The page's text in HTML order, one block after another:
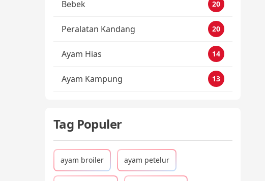
Bebek 20
Peralatan Kandang 20
Ayam Hias 14
Ayam Kampung 13
Tag Populer
ayam broiler ayam petelur